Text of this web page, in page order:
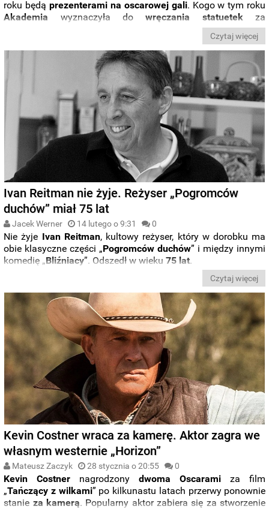
roku będą prezenterami na oscarowej gali. Kogo w tym roku
Akademia wyznaczyła dowręczania statuetekza
Czytaj więcej
Ivan Reitman nie żyje. Reżyser „Pogromców
duchów” miał 75 lat
Jacek Werner 14 lutego o 9:31 0
Nie żyje Ivan Reitman, kultowy reżyser, który w dorobku ma
obie klasyczne części „Pogromców duchów” i między innymi
komedię „Bliźniacy”. Odszedł w wieku75 lat.
Czytaj więcej
Kevin Costner wraca za kamerę. Aktor zagra we
własnym westernie „Horizon”
Mateusz Zaczyk 28 stycznia o 20:55 0
Kevin Costner nagrodzonydwoma Oscarami za film
„Tańczący z wilkami” po kilkunastu latach przerwy ponownie
stanie za kamerą. Popularny aktor zabiera się za stworzenie